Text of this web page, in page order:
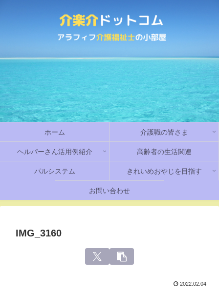
ホーム 介護職の皆さま
ヘルパーさん活用例紹介 高齢者の生活関連
パルシステム きれいめおやじを目指す
お問い合わせ
IMG_3160
2022.02.04